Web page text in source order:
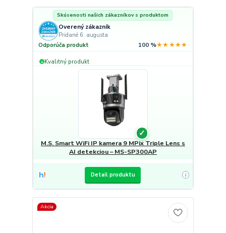
Skúsenosti našich zákazníkov s produktom
Overený zákazník
Pridané 6. augusta
Odporúča produkt 100 %★★★★★
+ Kvalitný produkt
✓
M.S. Smart WiFi IP kamera 9 MPix Triple Lens s
AI detekciou – MS-SP300AP
Detail produktu i
Akcia